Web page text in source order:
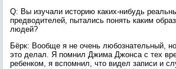
Q: Вы изучали историю каких-нибудь
предводителей, пытались понять каким
людей?
Бёрк: Вообще я не очень любознательный,
это делал. Я помнил Джима Джонса с тех
ребенком, я вспомнил, что видел записи и